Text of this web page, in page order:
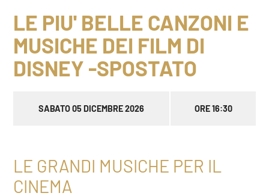
LE PIU' BELLE CANZONI E
MUSICHE DEI FILM DI
DISNEY -SPOSTATO
SABATO 05 DICEMBRE 2026 ORE 16:30
LE GRANDI MUSICHE PER IL
CINEMA